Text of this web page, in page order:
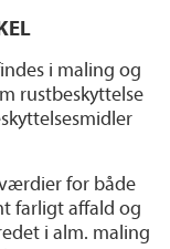
i maling og
rustbeskyttelse
for både
farligt affald og
i alm. maling